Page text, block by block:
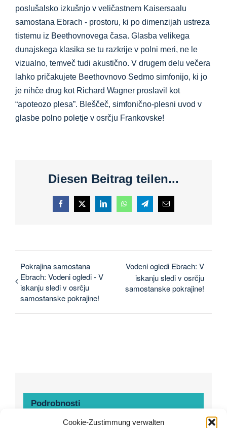
Cookie-Zustimmung verwalten
poslušalsko izkušnjo v veličastnem Kaisersaalu
samostana Ebrach - prostoru, ki po dimenzijah ustreza
tistemu iz Beethovnovega časa. Glasba velikega
dunajskega klasika se tu razkrije v polni meri, ne le
vizualno, temveč tudi akustično. V drugem delu večera
lahko pričakujete Beethovnovo Sedmo simfonijo, ki jo
je nihče drug kot Richard Wagner proslavil kot
“apoteozo plesa”. Bleščeč, simfonično-plesni uvod v
glasbe polno poletje v osrčju Frankovske!
Diesen Beitrag teilen...
Facebook
X LinkedInWhatsAppTelegram
E-
pošta
Pokrajina samostana
Ebrach: Vodeni ogledi - V
iskanju sledi v osrčju
samostanske pokrajine!
Vodeni ogledi Ebrach: V
iskanju sledi v osrčju
samostanske pokrajine!
Podrobnosti